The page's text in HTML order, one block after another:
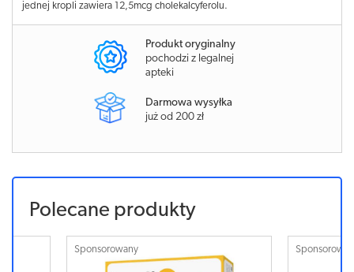
jednej kropli zawiera 12,5mcg cholekalcyferolu.
Produkt oryginalny
pochodzi z legalnej
apteki
Darmowa wysyłka
już od 200 zł
Polecane produkty
Sponsorowany